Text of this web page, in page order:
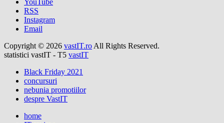
YouTube
RSS
Instagram
Email
Copyright © 2026 vastIT.ro All Rights Reserved.
statistici vastIT - T5 vastIT
Black Friday 2021
concursuri
nebunia promotiilor
despre VastIT
home